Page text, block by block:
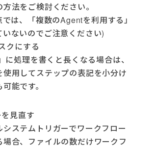
法をご検討ください。
は、「複数のAgentを利用する」
いないのでご注意ください)
クにする
に処理を書くと長くなる場合は、
使用してステップの表記を小分け
能です。
見直す
ステムトリガーでワークフロー
合、ファイルの数だけワークフ